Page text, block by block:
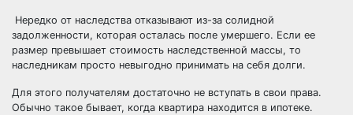
Нередко от наследства отказывают из-за солидной
задолженности, которая осталась после умершего. Если ее
размер превышает стоимость наследственной массы, то
наследникам просто невыгодно принимать на себя долги.
Для этого получателям достаточно не вступать в свои права.
Обычно такое бывает, когда квартира находится в ипотеке.